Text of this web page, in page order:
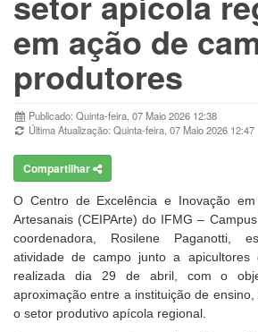
em ação de
produtores
Publicado: Quinta-feira, 07 Maio 2026 12:38
Última Atualização: Quinta-feira, 07 Maio 2026 12:47
Compartilhar
O Centro de Excelência e Inovação em
Artesanais (CEIPArte) do IFMG –
coordenadora, Rosilene Paganotti,
atividade de campo junto a apicultores
realizada dia 29 de abril, com o
aproximação entre a instituição de
o setor produtivo apícola regional.